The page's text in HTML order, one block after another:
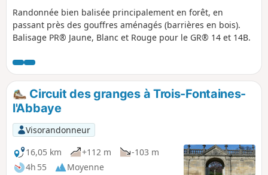
Randonnée bien balisée principalement en forêt, en
passant près des gouffres aménagés (barrières en bois).
Balisage PR® Jaune, Blanc et Rouge pour le GR® 14 et 14B.
Circuit des granges à Trois-Fontaines-
l'Abbaye
Visorandonneur
16,05 km
+112 m
-103 m
4h 55
Moyenne